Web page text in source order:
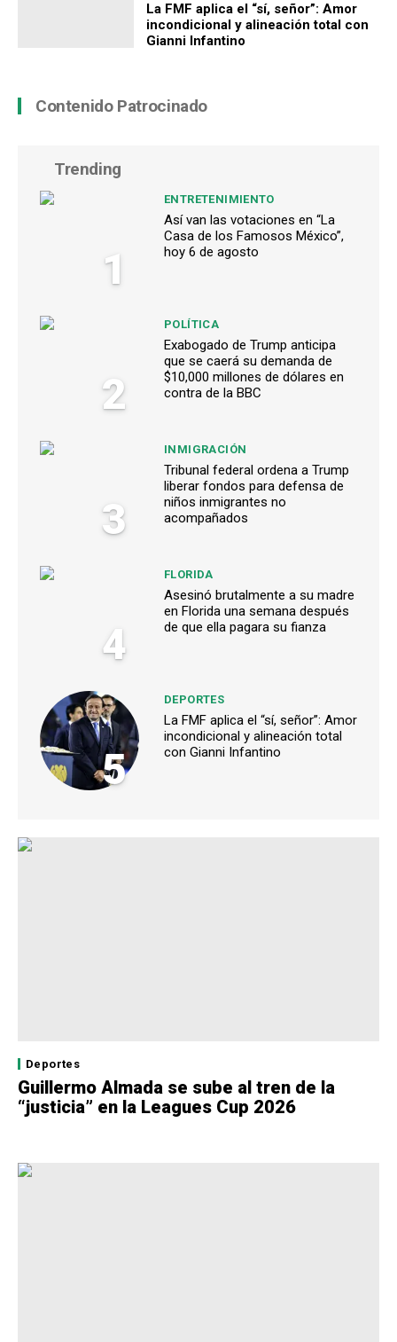
La FMF aplica el “sí, señor”: Amor
incondicional y alineación total con
Gianni Infantino
Contenido Patrocinado
Trending
1
ENTRETENIMIENTO
Así van las votaciones en “La
Casa de los Famosos México”,
hoy 6 de agosto
2
POLÍTICA
Exabogado de Trump anticipa
que se caerá su demanda de
$10,000 millones de dólares en
contra de la BBC
3
INMIGRACIÓN
Tribunal federal ordena a Trump
liberar fondos para defensa de
niños inmigrantes no
acompañados
4
FLORIDA
Asesinó brutalmente a su madre
en Florida una semana después
de que ella pagara su fianza
5
DEPORTES
La FMF aplica el “sí, señor”: Amor
incondicional y alineación total
con Gianni Infantino
Deportes
Guillermo Almada se sube al tren de la
“justicia” en la Leagues Cup 2026